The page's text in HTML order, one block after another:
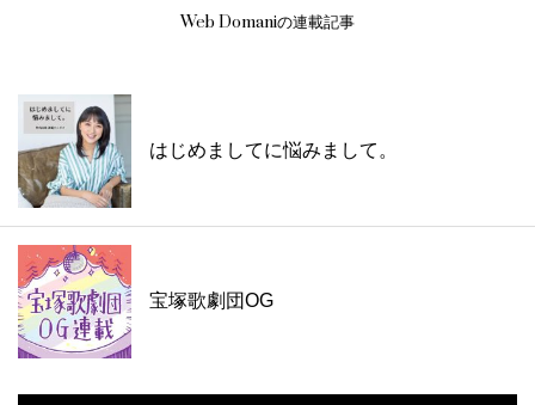
Web Domaniの連載記事
はじめましてに悩みまして。
宝塚歌劇団OG